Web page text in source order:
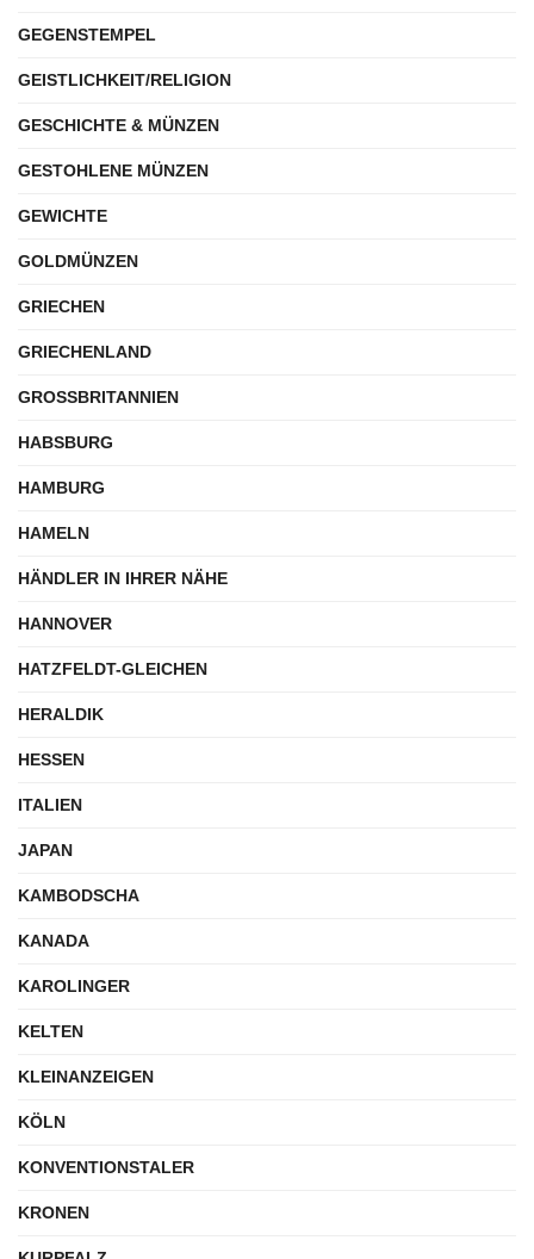
GEGENSTEMPEL
GEISTLICHKEIT/RELIGION
GESCHICHTE & MÜNZEN
GESTOHLENE MÜNZEN
GEWICHTE
GOLDMÜNZEN
GRIECHEN
GRIECHENLAND
GROSSBRITANNIEN
HABSBURG
HAMBURG
HAMELN
HÄNDLER IN IHRER NÄHE
HANNOVER
HATZFELDT-GLEICHEN
HERALDIK
HESSEN
ITALIEN
JAPAN
KAMBODSCHA
KANADA
KAROLINGER
KELTEN
KLEINANZEIGEN
KÖLN
KONVENTIONSTALER
KRONEN